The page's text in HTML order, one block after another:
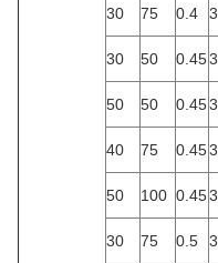
30 75 0.4
30
50 0.45
50
50 0.45
40
75 0.45
50
100 0.45
30
75 0.5